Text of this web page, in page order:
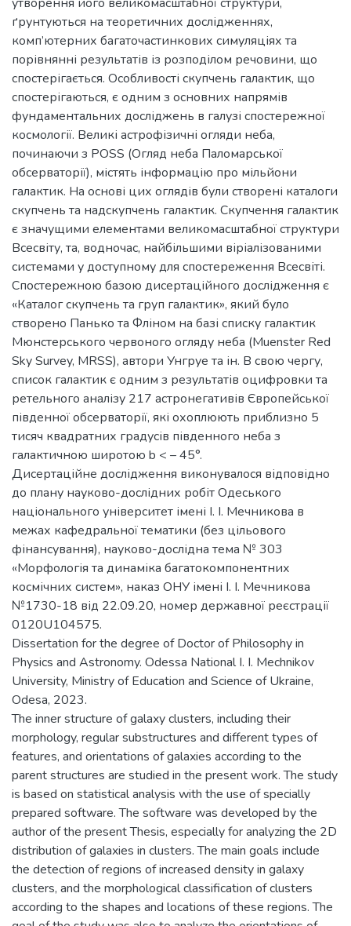
ґрунтуються на теоретичних дослідженнях,
комп’ютерних багаточастинкових симуляціях та
порівнянні результатів із розподілом речовини, що
спостерігається. Особливості скупчень галактик, що
спостерігаються, є одним з основних напрямів
фундаментальних досліджень в галузі спостережної
космології. Великі астрофізичні огляди неба,
починаючи з POSS (Огляд неба Паломарської
обсерваторії), містять інформацію про мільйони
галактик. На основі цих оглядів були створені каталоги
скупчень та надскупчень галактик. Скупчення галактик
є значущими елементами великомасштабної структури
Всесвіту, та, водночас, найбільшими віріалізованими
системами у доступному для спостереження Всесвіті.
Спостережною базою дисертаційного дослідження є
«Каталог скупчень та груп галактик», який було
створено Панько та Фліном на базі списку галактик
Мюнстерського червоного огляду неба (Muenster Red
Sky Survey, MRSS), автори Унгруе та ін. В свою чергу,
список галактик є одним з результатів оцифровки та
ретельного аналізу 217 астронегативів Європейської
південної обсерваторії, які охоплюють приблизно 5
тисяч квадратних градусів південного неба з
галактичною широтою b < – 45°.
Дисертаційне дослідження виконувалося відповідно
до плану науково-дослідних робіт Одеського
національного університет імені І. І. Мечникова в
межах кафедральної тематики (без цільового
фінансування), науково-дослідна тема № 303
«Морфологія та динаміка багатокомпонентних
космічних систем», наказ ОНУ імені І. І. Мечникова
№1730-18 від 22.09.20, номер державної реєстрації
0120U104575.
Dissertation for the degree of Doctor of Philosophy in
Physics and Astronomy. Odessa National I. I. Mechnikov
University, Ministry of Education and Science of Ukraine,
Odesa, 2023.
The inner structure of galaxy clusters, including their
morphology, regular substructures and different types of
features, and orientations of galaxies according to the
parent structures are studied in the present work. The study
is based on statistical analysis with the use of specially
prepared software. The software was developed by the
author of the present Thesis, especially for analyzing the 2D
distribution of galaxies in clusters. The main goals include
the detection of regions of increased density in galaxy
clusters, and the morphological classification of clusters
according to the shapes and locations of these regions. The